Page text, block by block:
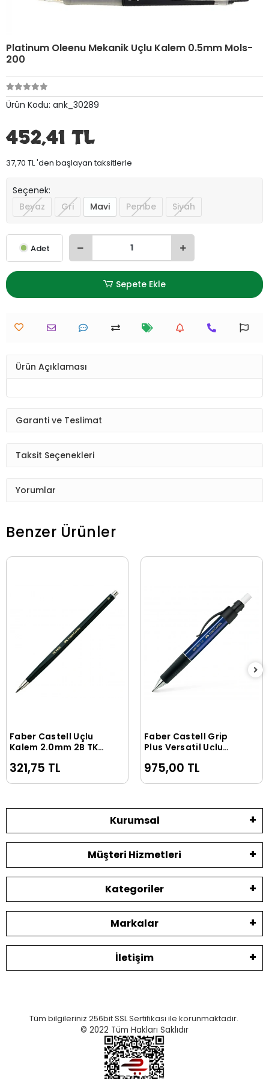
Platinum Oleenu Mekanik Uçlu Kalem 0.5mm Mols-
200
Ürün Kodu: ank_30289
452,41 TL
37,70 TL 'den başlayan taksitlerle
Seçenek:
Beyaz
Gri Mavi Pembe Siyah
Adet
Sepete Ekle
Ürün Açıklaması
Garanti ve Teslimat
Taksit Seçenekleri
Yorumlar
Benzer Ürünler
Sepete Ekle
Faber Castell Uçlu
Kalem 2.0mm 2B TK
321,75 TL
Sepete Ekle
Faber Castell Grip
Plus Versatil Uçlu
975,00 TL
Kurumsal
Müşteri Hizmetleri
Kategoriler
Markalar
İletişim
Tüm bilgileriniz 256bit SSL Sertifikası ile korunmaktadır.
© 2022 Tüm Hakları Saklıdır